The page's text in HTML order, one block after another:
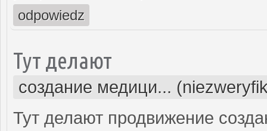
odpowiedz
Тут делают
создание медици...
Тут делают продвижение